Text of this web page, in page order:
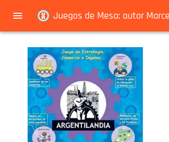
Juegos de Mesa: autor